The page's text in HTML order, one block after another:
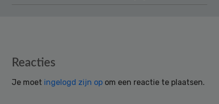
Reader
Reacties
Je moet ingelogd zijn op om een reactie te plaatsen.